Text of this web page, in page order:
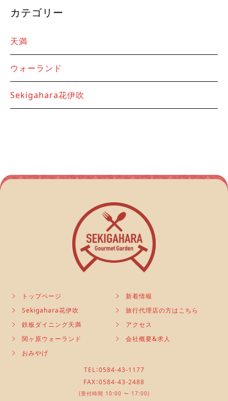
カテゴリー
天満
ウォーランド
Sekigahara花伊吹
トップページ
Sekigahara花伊吹
鉄板ダイニング天満
関ヶ原ウォーランド
おみやげ
新着情報
旅行代理店の方はこちら
アクセス
会社概要&求人
TEL：0584-43-1177
FAX：0584-43-2488
(受付時間 10:00 〜 17:00)